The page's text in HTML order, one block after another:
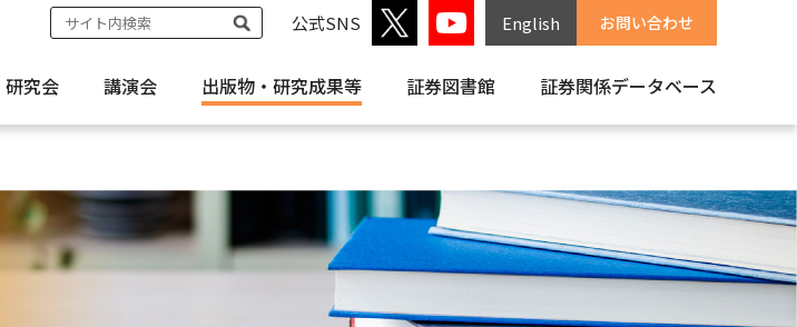
公式SNS English お問い合わせ
研究会 講演会 出版物・ 研究成果等 証券図書館 証券関係データベース